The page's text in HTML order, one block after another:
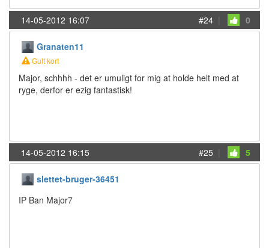
14-05-2012 16:07 #24 | 0
Granaten11
Gult kort
Major, schhhh - det er umuligt for mig at holde helt med at
ryge, derfor er ezig fantastisk!
14-05-2012 16:15 #25 | 5
slettet-bruger-36451
IP Ban Major7